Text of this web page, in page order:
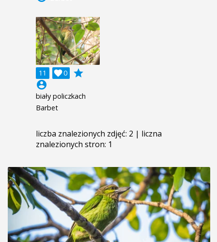
11 0

grade
account_circle
biały policzkach
Barbet
liczba znalezionych zdjęć: 2 | liczna
znalezionych stron: 1